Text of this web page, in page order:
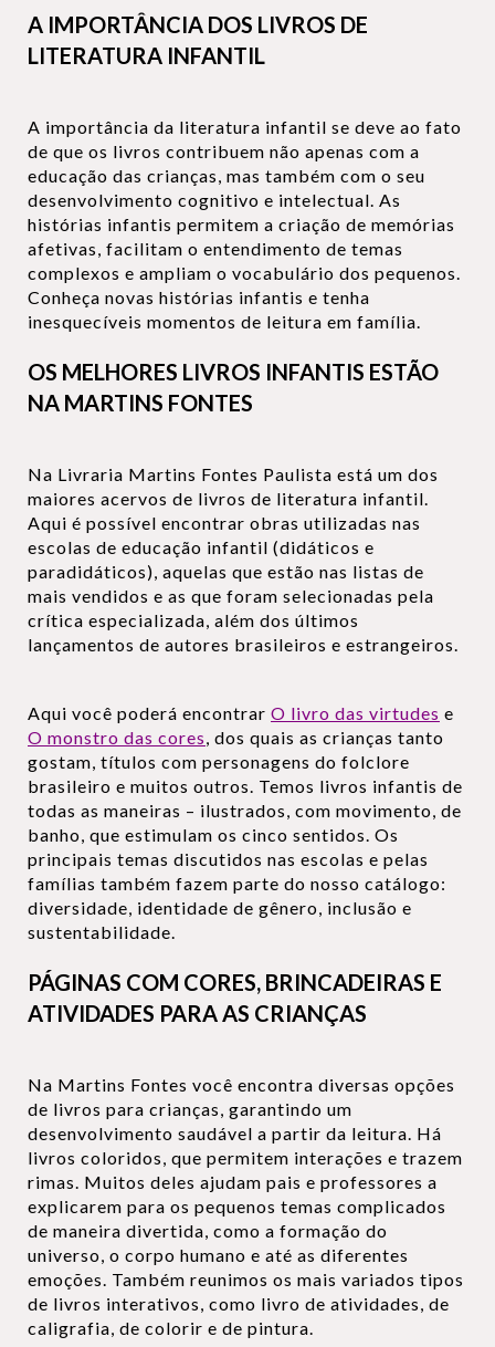
A IMPORTÂNCIA DOS LIVROS DE
LITERATURA INFANTIL
A importância da literatura infantil se deve ao fato
de que os livros contribuem não apenas com a
educação das crianças, mas também com o seu
desenvolvimento cognitivo e intelectual. As
histórias infantis permitem a criação de memórias
afetivas, facilitam o entendimento de temas
complexos e ampliam o vocabulário dos pequenos.
Conheça novas histórias infantis e tenha
inesquecíveis momentos de leitura em família.
OS MELHORES LIVROS INFANTIS ESTÃO
NA MARTINS FONTES
Na Livraria Martins Fontes Paulista está um dos
maiores acervos de livros de literatura infantil.
Aqui é possível encontrar obras utilizadas nas
escolas de educação infantil (didáticos e
paradidáticos), aquelas que estão nas listas de
mais vendidos e as que foram selecionadas pela
crítica especializada, além dos últimos
lançamentos de autores brasileiros e estrangeiros.
Aqui você poderá encontrar O livro das virtudes e
O monstro das cores, dos quais as crianças tanto
gostam, títulos com personagens do folclore
brasileiro e muitos outros. Temos livros infantis de
todas as maneiras – ilustrados, com movimento, de
banho, que estimulam os cinco sentidos. Os
principais temas discutidos nas escolas e pelas
famílias também fazem parte do nosso catálogo:
diversidade, identidade de gênero, inclusão e
sustentabilidade.
PÁGINAS COM CORES, BRINCADEIRAS E
ATIVIDADES PARA AS CRIANÇAS
Na Martins Fontes você encontra diversas opções
de livros para crianças, garantindo um
desenvolvimento saudável a partir da leitura. Há
livros coloridos, que permitem interações e trazem
rimas. Muitos deles ajudam pais e professores a
explicarem para os pequenos temas complicados
de maneira divertida, como a formação do
universo, o corpo humano e até as diferentes
emoções. Também reunimos os mais variados tipos
de livros interativos, como livro de atividades, de
caligrafia, de colorir e de pintura.